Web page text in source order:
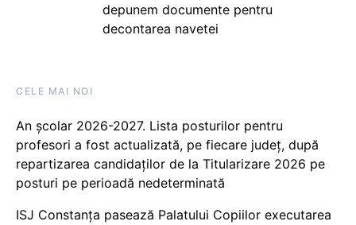
depunem documente pentru
decontarea navetei
CELE MAI NOI
An școlar 2026-2027. Lista posturilor pentru
profesori a fost actualizată, pe fiecare județ, după
repartizarea candidaților de la Titularizare 2026 pe
posturi pe perioadă nedeterminată
ISJ Constanța pasează Palatului Copiilor executarea